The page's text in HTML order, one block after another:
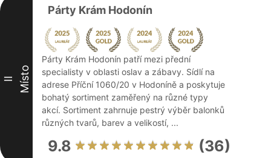
II Místo
Párty Krám Hodonín
Párty Krám Hodonín patří mezi přední
specialisty v oblasti oslav a zábavy. Sídlí na
adrese Příční 1060/20 v Hodoníně a poskytuje
bohatý sortiment zaměřený na různé typy
akcí. Sortiment zahrnuje pestrý výběr balonků
různých tvarů, barev a velikostí, ...
9.8 (36)